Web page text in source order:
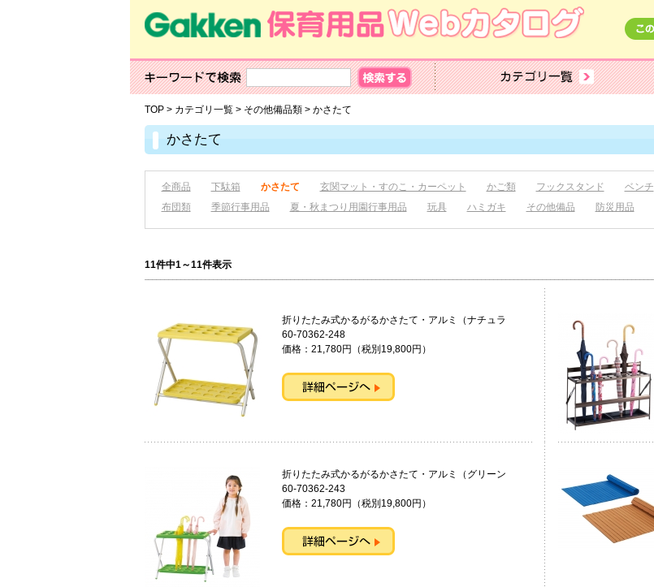
TOP> カテゴリ一覧> その他備品類> かさたて
かさたて
全商品 下駄箱 かさたて 玄関マット・すのこ・カーペット かご類 フックスタンド ベンチ
布団類
季節行事用品 夏・秋まつり用園行事用品 玩具 ハミガキ その他備品 防災用品
11件中1～11件表示
折りたたみ式かるがるかさたて・アルミ（ナチュラ
60-70362-248
価格：21,780円（税別19,800円）
折りたたみ式かるがるかさたて・アルミ（グリーン
60-70362-243
価格：21,780円（税別19,800円）